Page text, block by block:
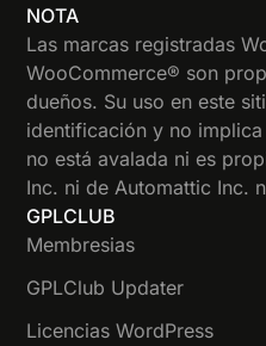
NOTA
Las marcas registradas
WooCommerce® son
dueños. Su uso en este
identificación y no
no está avalada ni es
Inc. ni de Automattic Inc.
GPLCLUB
Membresias
GPLClub Updater
Licencias WordPress